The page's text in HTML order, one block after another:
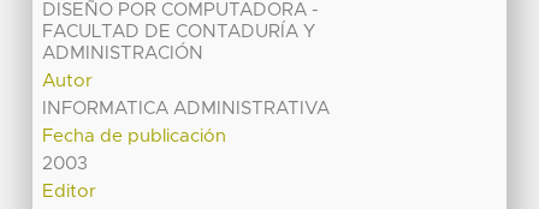
DISEÑO POR COMPUTADORA -
FACULTAD DE CONTADURÍA Y
ADMINISTRACIÓN
Autor
INFORMATICA ADMINISTRATIVA
Fecha de publicación
2003
Editor